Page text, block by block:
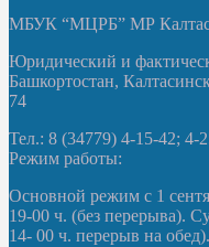
МБУК “МЦРБ” МР
Юридический и
Башкортостан,
74
Тел.: 8 (34779) 4-15-42; 4-
Режим работы:
Основной режим с 1
19-00 ч. (без перерыва).
14- 00 ч. перерыв на